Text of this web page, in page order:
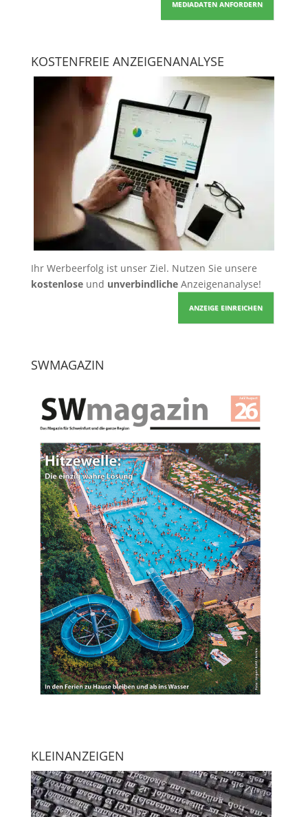
MEDIADATEN ANFORDERN
KOSTENFREIE ANZEIGENANALYSE
Ihr Werbeerfolg ist unser Ziel. Nutzen Sie unsere
kostenloseund unverbindlicheAnzeigenanalyse!
ANZEIGE EINREICHEN
SWMAGAZIN
KLEINANZEIGEN